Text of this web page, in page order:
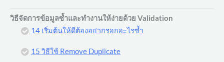
วิธีจัดการข้อมูลซ้ำและทำงานให้ง่ายด้วย Validation
14 เริ่มต้นให้ดีต้องอย่ากรอกอะไรซ้ำ
15 วิธีใช้ Remove Duplicate